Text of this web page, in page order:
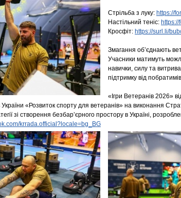
Стрільба з луку: https://
Настільний теніс:
Кросфіт: https://surl.li/
Змагання об’єднають
Учасники матимуть
навички, силу та
підтримку від
«Ігри Ветеранів 2026»
«Розвиток спорту для ветеранів» на виконання
зі створення безбарʼєрного простору в Україні,
krrada.official?locale=bg_BG